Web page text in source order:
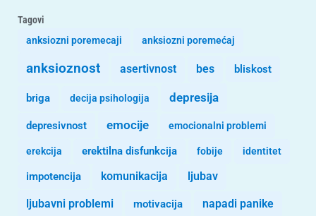
Tagovi
anksiozni poremecaji
anksiozni poremećaj
anksioznost asertivnost bes bliskost
briga decija psihologija depresija
depresivnost emocije emocionalni problemi
erekcija erektilna disfunkcija fobije identitet
impotencija komunikacija ljubav
ljubavni problemi motivacija napadi panike